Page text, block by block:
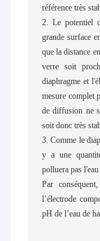
référence très
2. Le potentiel
grande surface
que la distance
verre soit
diaphragme et
mesure complet
de diffusion ne
soit donc très
3. Comme le
y a une
polluera pas
Par
l’électrode
pH de l’eau de